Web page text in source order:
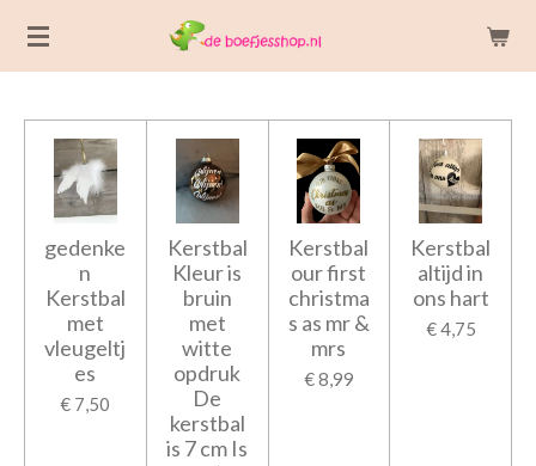
Ga
de
hoofdinhoud
gedenke
n
Kerstbal
met
vleugeltj
es
€ 7,50
Kerstbal
Kleur is
bruin
met
witte
opdruk
De
kerstbal
is 7 cm Is
Kerstbal
our first
christma
s as mr &
mrs
€ 8,99
Kerstbal
altijd in
ons hart
€ 4,75